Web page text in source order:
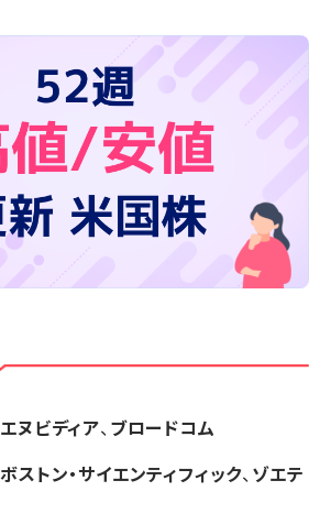
エヌビディア、ブロードコム
ボストン・サイエンティフィック、ゾエテ